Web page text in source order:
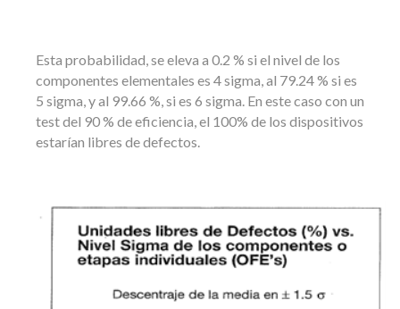
Esta probabilidad, se eleva a 0.2 % si el nivel de los
componentes elementales es 4 sigma, al 79.24 % si es
5 sigma, y al 99.66 %, si es 6 sigma. En este caso con un
test del 90 % de eficiencia, el 100% de los dispositivos
estarían libres de defectos.